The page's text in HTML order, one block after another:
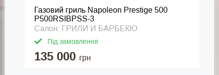
Газовий гриль Napoleon Prestige 500
P500RSIBPSS-3
Салон: ГРИЛИ И БАРБЕКЮ
Під замовлення
135 000 грн